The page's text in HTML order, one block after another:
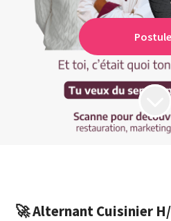
🚀 Alternant Cuisinier H/